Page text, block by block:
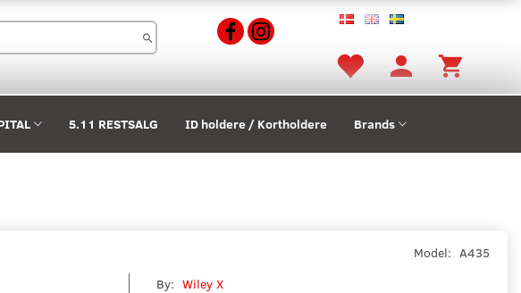
5.11 RESTSALG ID holdere / Kortholdere Brands
Model: A435
By: Wiley X